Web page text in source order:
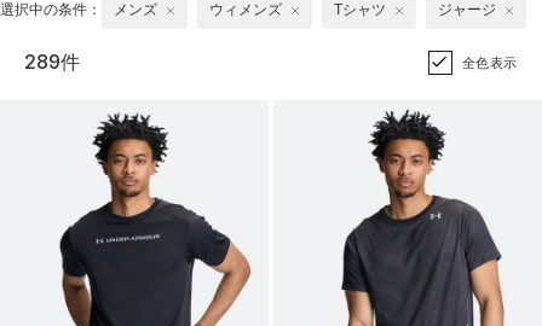
選択中の条件： メンズ ウィメンズ Tシャツ ジャージ
289件 全色表示